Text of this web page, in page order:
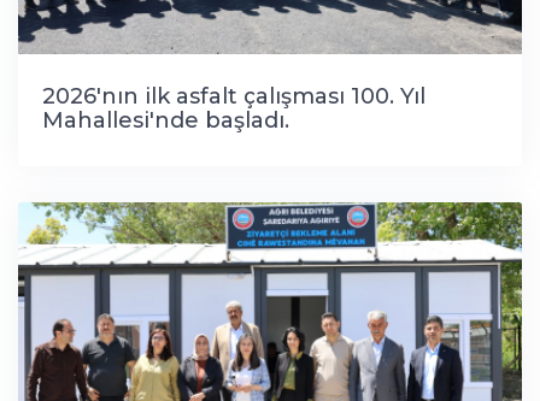
2026'nın ilk asfalt çalışması 100. Yıl
Mahallesi'nde başladı.